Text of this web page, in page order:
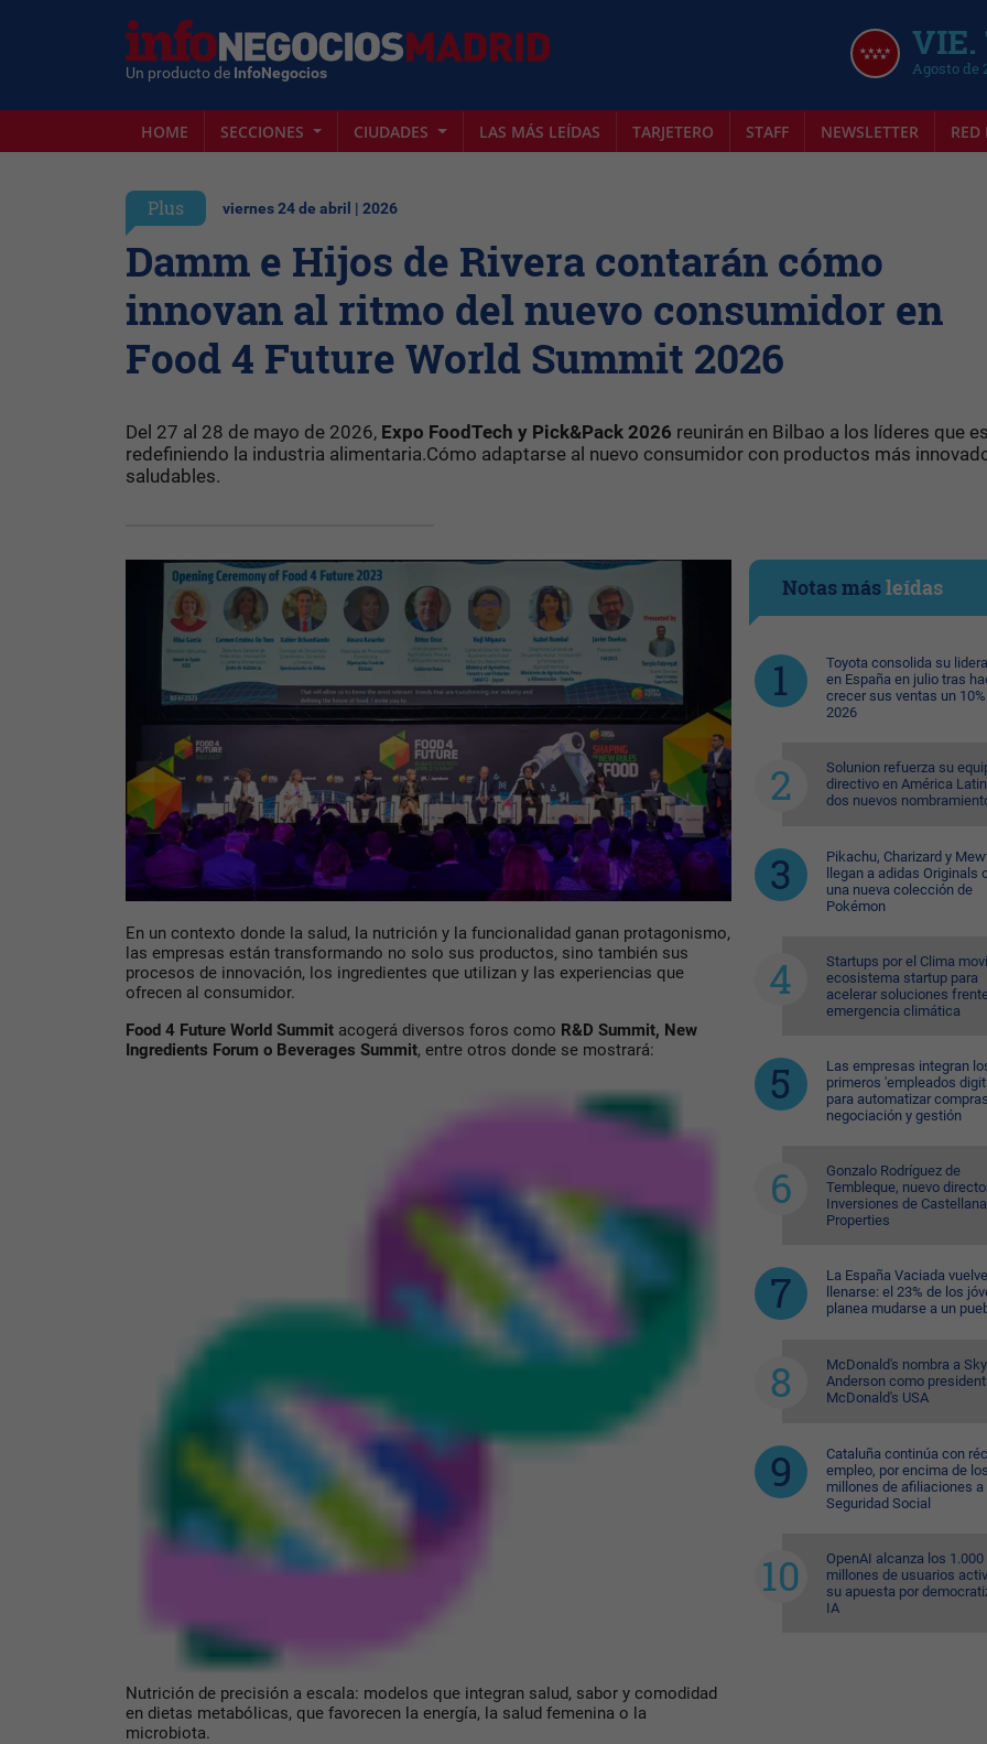
Un producto de InfoNegocios
VIE.
Agosto de
HOME SECCIONES CIUDADES LAS MÁS LEÍDAS TARJETERO STAFF NEWSLETTER RED
Plus viernes 24 de abril | 2026
Damm e Hijos de Rivera contarán cómo
innovan al ritmo del nuevo consumidor en
Food 4 Future World Summit 2026
Del 27 al 28 de mayo de 2026, Expo FoodTech y Pick&Pack 2026 reunirán en Bilbao a los líderes que
redefiniendo la industria alimentaria.Cómo adaptarse al nuevo consumidor con productos más
saludables.
En un contexto donde la salud, la nutrición y la funcionalidad ganan protagonismo,
las empresas están transformando no solo sus productos, sino también sus
procesos de innovación, los ingredientes que utilizan y las experiencias que
ofrecen al consumidor.
Food 4 Future World Summit acogerá diversos foros como R&D Summit, New
Ingredients Forum o Beverages Summit, entre otros donde se mostrará:
Nutrición de precisión a escala: modelos que integran salud, sabor y comodidad
en dietas metabólicas, que favorecen la energía, la salud femenina o la
microbiota.
Notas másleídas
Toyota consolida su
en España en julio tras
crecer sus ventas un
2026
Solunion refuerza su
directivo en América
dos nuevos
Pikachu, Charizard y
llegan a adidas Originals
una nueva colección de
Pokémon
Startups por el Clima
ecosistema startup para
acelerar soluciones
emergencia climática
Las empresas integran
primeros 'empleados
para automatizar
negociación y gestión
Gonzalo Rodríguez de
Tembleque, nuevo
Inversiones de Castellana
Properties
La España Vaciada
llenarse: el 23% de los
planea mudarse a un
McDonald's nombra a
Anderson como
McDonald's USA
Cataluña continúa con
empleo, por encima de
millones de afiliaciones a
Seguridad Social
OpenAI alcanza los 1.000
millones de usuarios
su apuesta por
IA